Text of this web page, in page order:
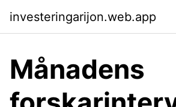
investeringarijon.web.app
Månadens